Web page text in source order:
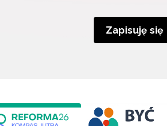
Zapisuję się